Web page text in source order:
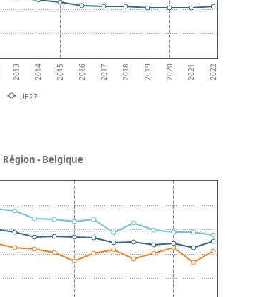
2013 2014 2015 2016 2017 2018 2019 2020 2021 2022
UE27
- Belgique